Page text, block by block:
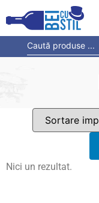
Nici un rezultat.